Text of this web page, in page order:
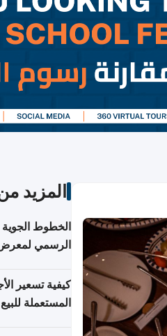
المزيد
الخطوط
الرسمي لمعرض
كيفية تسعير
المستعملة